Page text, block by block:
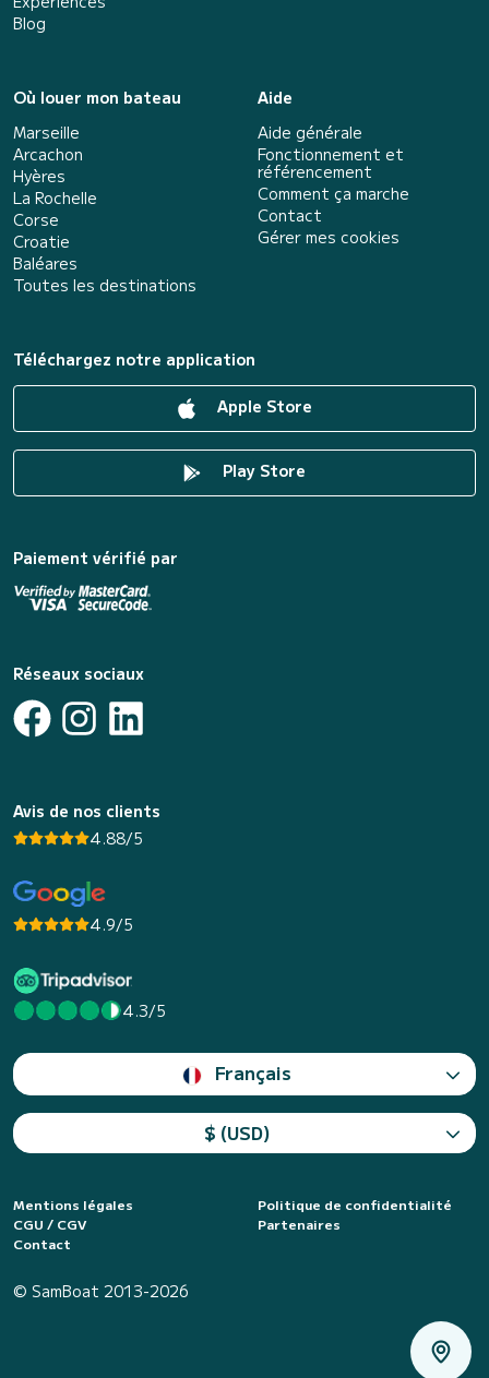
Blog
Où louer mon bateau
Marseille
Arcachon
Hyères
La Rochelle
Corse
Croatie
Baléares
Toutes les destinations
Aide
Aide générale
Fonctionnement et
référencement
Comment ça marche
Contact
Gérer mes cookies
Téléchargez notre application
Apple Store
Play Store
Paiement vérifié par
Réseaux sociaux
Avis de nos clients
4.88/5
4.9/5
4.3/5
Français
$ (USD)
Mentions légales
Politique de confidentialité
CGU / CGV
Partenaires
Contact
© SamBoat 2013-2026